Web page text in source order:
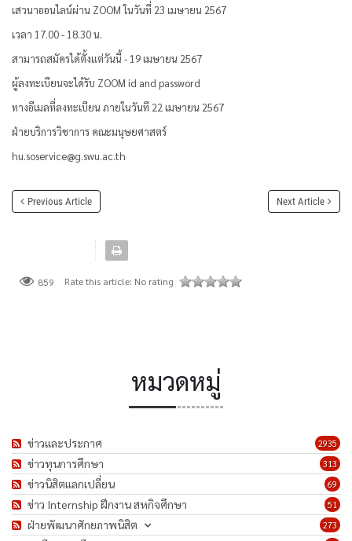
เสวนาออนไลน์ผ่าน ZOOM ในวันที่ 23 เมษายน 2567
เวลา 17.00 - 18.30 น.
สามารถสมัครได้ตั้งแต่วันนี้ - 19 เมษายน 2567
ผู้ลงทะเบียนจะได้รับ ZOOM id and password
ทางอีเมลที่ลงทะเบียน ภายในวันที 22 เมษายน 2567
ฝ่ายบริการวิชาการ คณะมนุษยศาสตร์
hu.soservice@g.swu.ac.th
Previous Article Next Article
859 Rate this article: No rating
หมวดหมู่
2935
ข่าวและประกาศ
313
ข่าวทุนการศึกษา
69
ข่าวนิสิตแลกเปลี่ยน
51
ข่าว Internship ฝึกงาน สหกิจศึกษา
273
ฝ่ายพัฒนาศักยภาพนิสิต